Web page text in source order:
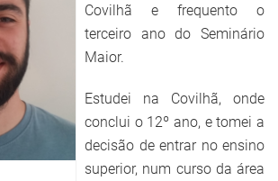
Covilhã e frequento o
terceiro ano do Seminário
Maior.
Estudei na Covilhã, onde
conclui o 12º ano, e tomei a
decisão de entrar no ensino
superior, num curso da área